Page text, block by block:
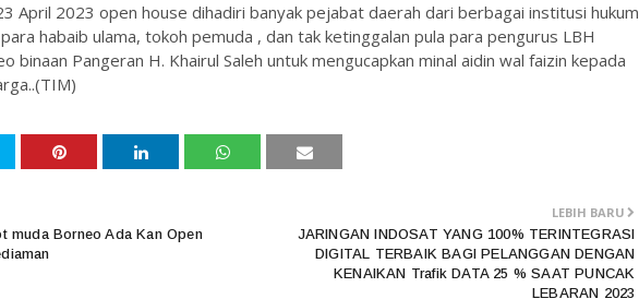
April 2023 open house dihadiri banyak pejabat daerah dari berbagai institusi hukum
habaib ulama, tokoh pemuda , dan tak ketinggalan pula para pengurus LBH
binaan Pangeran H. Khairul Saleh untuk mengucapkan minal aidin wal faizin kepada
LEBIH BARU
JARINGAN INDOSAT YANG 100% TERINTEGRASI
DIGITAL TERBAIK BAGI PELANGGAN DENGAN
KENAIKAN Trafik DATA 25 % SAAT PUNCAK
LEBARAN 2023
muda Borneo Ada Kan Open